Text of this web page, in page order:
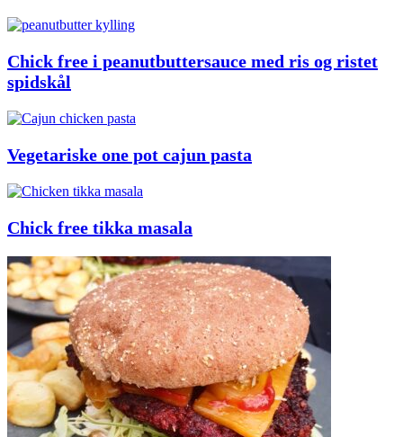
Chick free i peanutbuttersauce med ris og ristet
spidskål
Vegetariske one pot cajun pasta
Chick free tikka masala